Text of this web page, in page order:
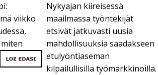
viikko
Nykyajan kiireisessä
maailmassa työntekijät
etsivät jatkuvasti uusia
mahdollisuuksia saadakseen
etulyöntiaseman
kilpailullisilla työmarkkinoilla.